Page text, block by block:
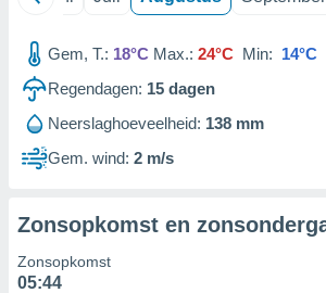
Gem, T.: 18°C Max.: 24°C Min: 14°C
Regendagen: 15 dagen
Neerslaghoeveelheid: 138 mm
Gem. wind: 2 m/s
Zonsopkomst en
Zonsopkomst
05:44